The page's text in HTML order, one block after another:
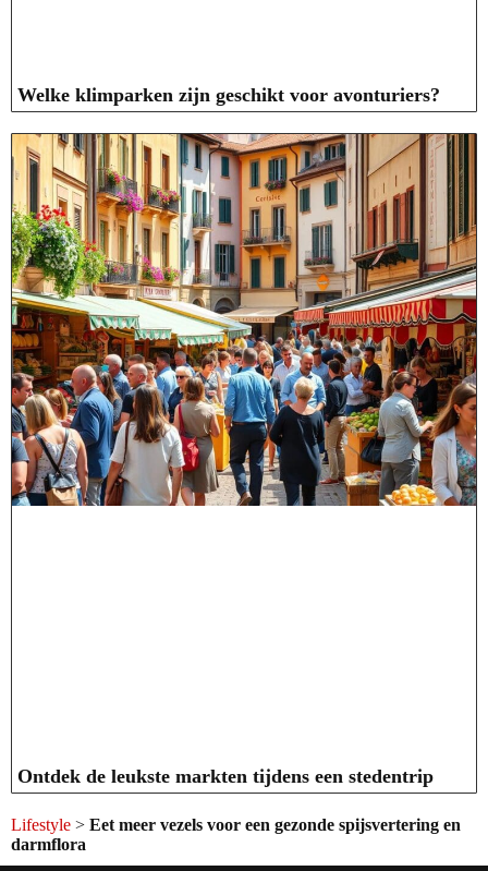
Welke klimparken zijn geschikt voor avonturiers?
Ontdek de leukste markten tijdens een stedentrip
Lifestyle > Eet meer vezels voor een gezonde spijsvertering en
darmflora